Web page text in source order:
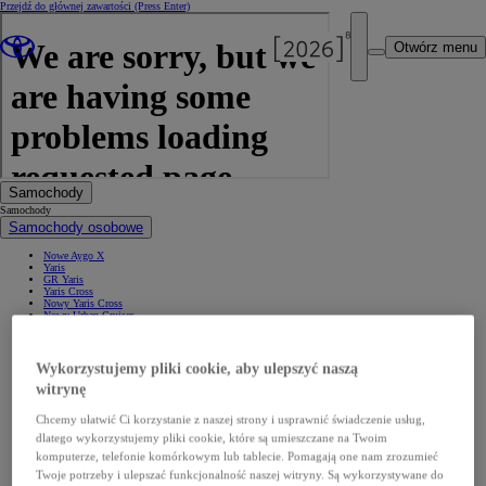
Przejdź do głównej zawartości (Press Enter)
Otwórz menu
Samochody
Samochody
Samochody osobowe
Nowe Aygo X
Yaris
GR Yaris
Yaris Cross
Nowy Yaris Cross
Nowy Urban Cruiser
Nowa Corolla Cross
Toyota C-HR
Toyota C-HR Plug-in
Nowa Toyota C-HR+
Nowa Toyota bZ4X Touring
Camry
Prius
Mirai
Nowy RAV4
Land Cruiser
Wykorzystujemy pliki cookie, aby ulepszyć naszą
witrynę
Chcemy ułatwić Ci korzystanie z naszej strony i usprawnić świadczenie usług,
dlatego wykorzystujemy pliki cookie, które są umieszczane na Twoim
komputerze, telefonie komórkowym lub tablecie. Pomagają one nam zrozumieć
Twoje potrzeby i ulepszać funkcjonalność naszej witryny. Są wykorzystywane do